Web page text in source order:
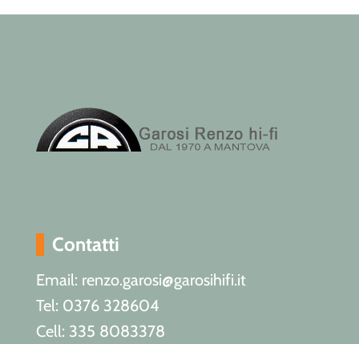
Contatti
Email: renzo.garosi@garosihifi.it
Tel: 0376 328604
Cell: 335 8083378